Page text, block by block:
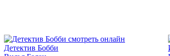
Детектив Бобби